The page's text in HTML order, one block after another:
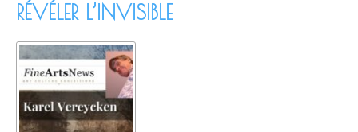
RÉVÉLER L’INVISIBLE